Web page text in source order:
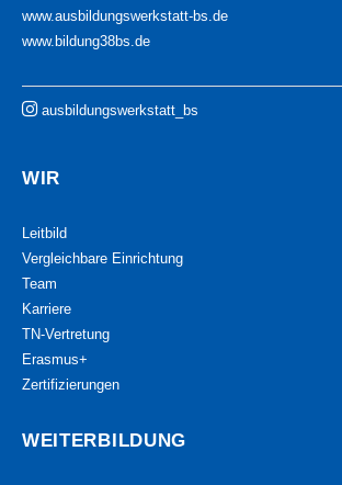
www.ausbildungswerkstatt-bs.de
www.bildung38bs.de
ausbildungswerkstatt_bs
WIR
Leitbild
Vergleichbare Einrichtung
Team
Karriere
TN-Vertretung
Erasmus+
Zertifizierungen
WEITERBILDUNG